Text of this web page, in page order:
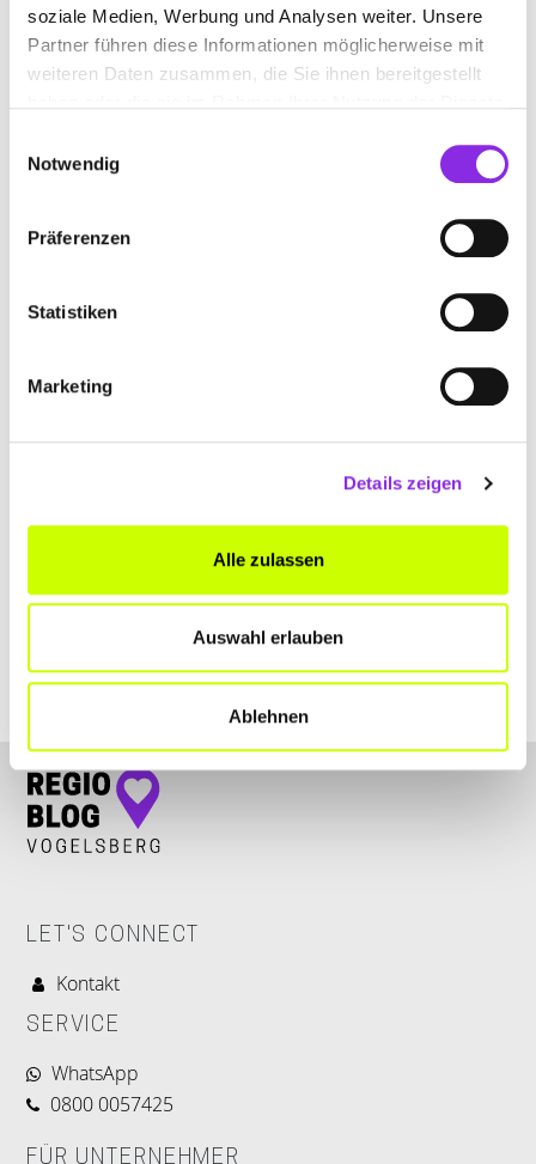
soziale Medien, Werbung und Analysen weiter. Unsere
Partner führen diese Informationen möglicherweise mit
weiteren Daten zusammen, die Sie ihnen bereitgestellt
Notwendig
Präferenzen
Statistiken
Marketing
Details zeigen
Alle zulassen
Auswahl erlauben
Ablehnen
AOK – DIE GESUNDHEITSKASSE IN HESSEN
KUNDENCENTER
+498000000255
aok-die-gesundheitskasse-in-hessen-kundencenter-
Keine Öffnungszeiten angegeben
AOK – DIE GESUNDHEITSKASSE IN HESSEN
Volkmarstr. 13| 36304 Alsfeld DE
aok-die-gesundheitskasse-in-hessen-
kundencenter.weblocator.de
LET'S CONNECT
Kontakt
SERVICE
WhatsApp
0800 0057425
FÜR UNTERNEHMER